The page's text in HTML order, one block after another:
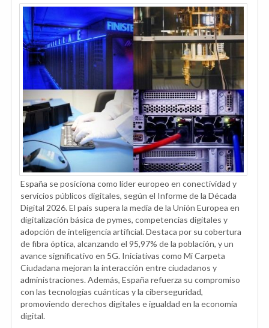
España se posiciona como líder europeo en conectividad y
servicios públicos digitales, según el Informe de la Década
Digital 2026. El país supera la media de la Unión Europea en
digitalización básica de pymes, competencias digitales y
adopción de inteligencia artificial. Destaca por su cobertura
de fibra óptica, alcanzando el 95,97% de la población, y un
avance significativo en 5G. Iniciativas como Mi Carpeta
Ciudadana mejoran la interacción entre ciudadanos y
administraciones. Además, España refuerza su compromiso
con las tecnologías cuánticas y la ciberseguridad,
promoviendo derechos digitales e igualdad en la economía
digital.